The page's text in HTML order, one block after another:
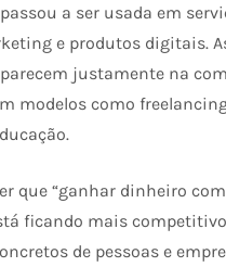
a ser usada em
e produtos digitais.
justamente na
modelos como
que “ganhar dinheiro
ficando mais
de pessoas e